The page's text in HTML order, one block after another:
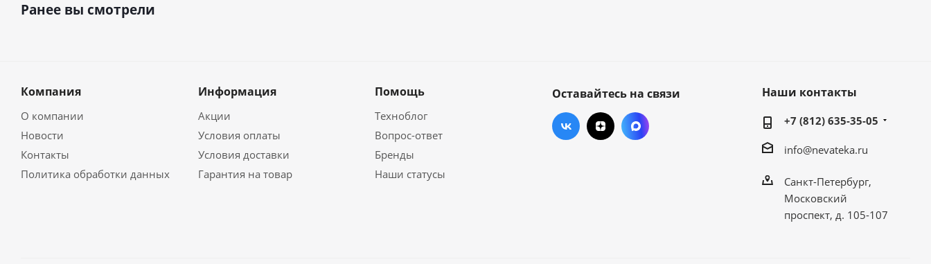
Ранее вы смотрели
Компания
О компании
Новости
Контакты
Политика обработки данных
Информация
Акции
Условия оплаты
Условия доставки
Гарантия на товар
Помощь
Техноблог
Вопрос-ответ
Бренды
Наши статусы
Оставайтесь на связи Наши контакты
+7 (812) 635-35-05
info@nevateka.ru
Санкт-Петербург,
Московский
проспект, д. 105-107